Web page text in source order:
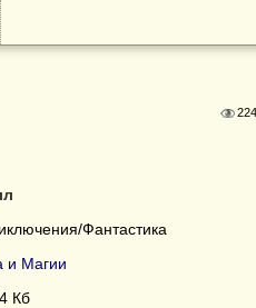
Фантастика
и Магии
Кб